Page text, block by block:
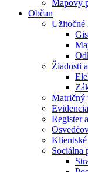
Mapový
Občan
Užitočné
Žiadosti
Matričný
Register
Sociálna